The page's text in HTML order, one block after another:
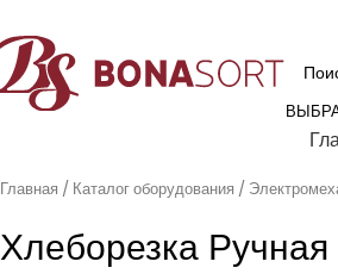
Главная Каталог оборудования
Хлеборезка